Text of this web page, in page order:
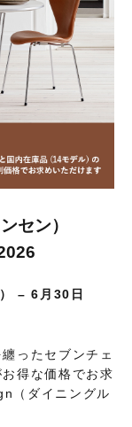
セン）
– 6月30日
ったセブンチェ
得な価格でお求
（ダイニングル